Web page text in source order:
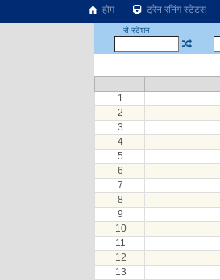
होम ट्रेन रनिंग स्टेटस
से स्टेशन
1
2
3
4
5
6
7
8
9
10
11
12
13